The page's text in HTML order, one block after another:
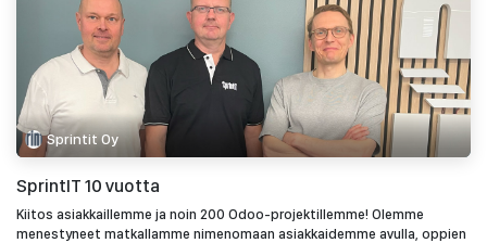
Sprintit Oy
SprintIT 10 vuotta
Kiitos asiakkaillemme ja noin 200 Odoo-projektillemme! Olemme
menestyneet matkallamme nimenomaan asiakkaidemme avulla, oppien